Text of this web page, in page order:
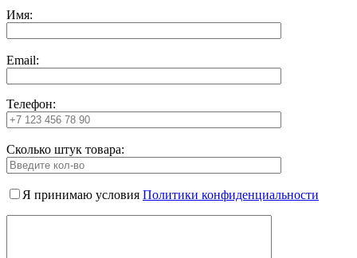
Имя:
Email:
Телефон:
Сколько штук товара:
Я принимаю условия Политики конфиденциальности